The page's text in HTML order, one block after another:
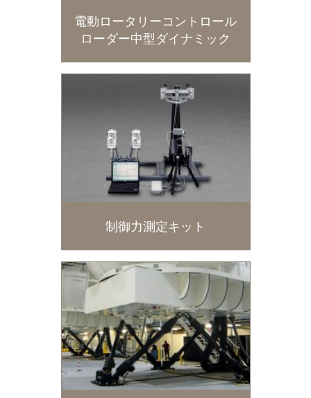
電動ロータリーコントロール
ローダー中型ダイナミック
制御力測定キット